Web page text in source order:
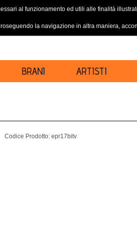
ACCEDI REGISTRATI
BRANI ARTISTI
Codice Prodotto:epr17bitv
al funzionamento ed utili alle finalità
la navigazione in altra maniera,